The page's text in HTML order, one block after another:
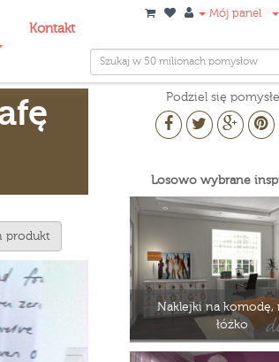
Kontakt
Mój panel
produkt
Podziel się
Losowo wybrane
Naklejki na komodę,
łóżko